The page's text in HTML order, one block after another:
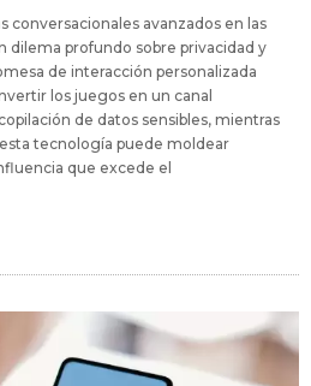
conversacionales avanzados en las
dilema profundo sobre privacidad y
de interacción personalizada
los juegos en un canal
de datos sensibles, mientras
tecnología puede moldear
que excede el